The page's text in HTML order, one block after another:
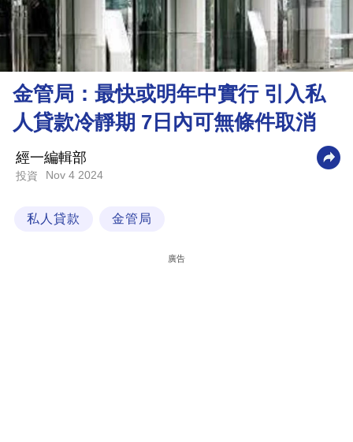
市
理
財
商
科
金管局：最快或明年中實行 引入私
人貸款冷靜期 7日內可無條件取消
經一編輯部
投資 Nov 4 2024
私人貸款 金管局
廣告